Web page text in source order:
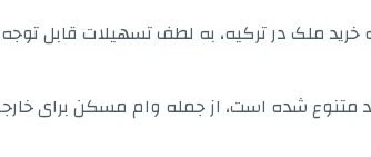
خرید ملک در ترکیه، به لطف تسهیلات قابل
متنوع شده است، از جمله وام مسکن برای